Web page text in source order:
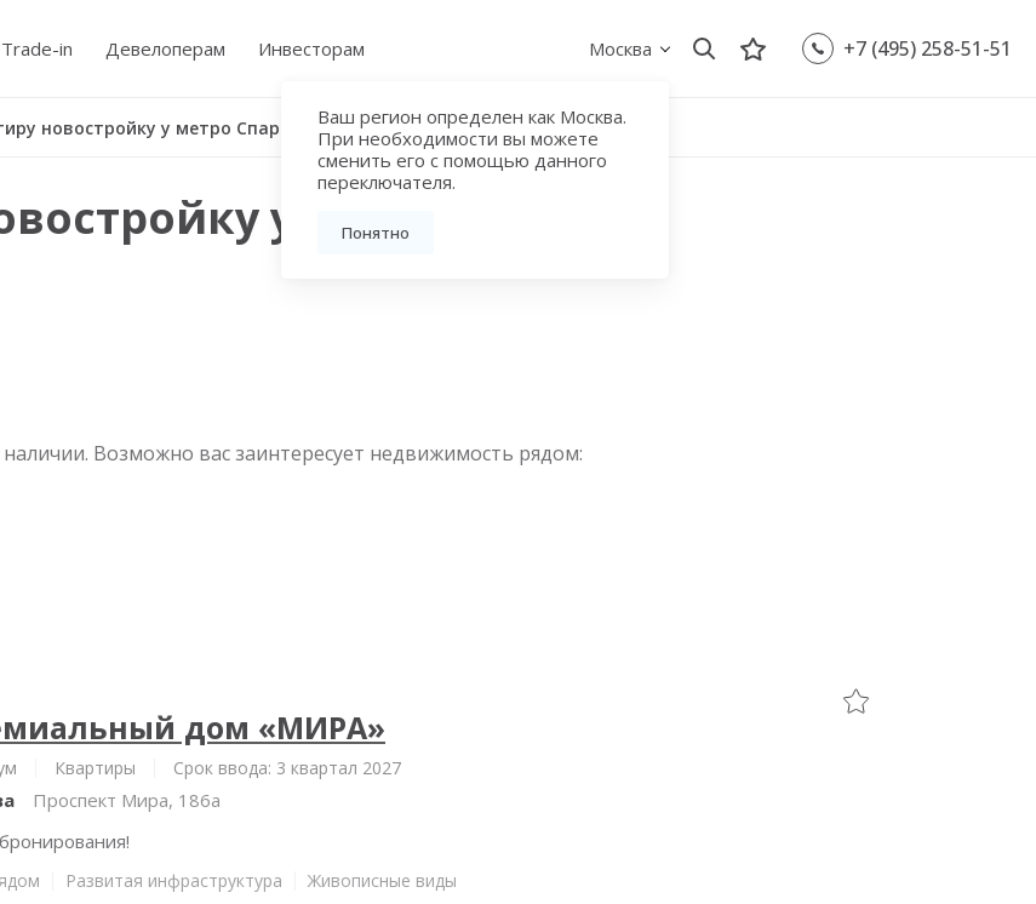
Trade-in Девелоперам Инвесторам Москва
Ваш регион определен как Москва.
При необходимости вы можете
сменить его с помощью данного
переключателя.
Понятно
+7 (495) 258-51-51
новостройку у метро Спартак
у метро Спартак
Возможно вас заинтересует недвижимость рядом:
дом «МИРА»
Квартиры Срок ввода: 3 квартал 2027
Проспект Мира, 186а
Развитая инфраструктура Живописные виды